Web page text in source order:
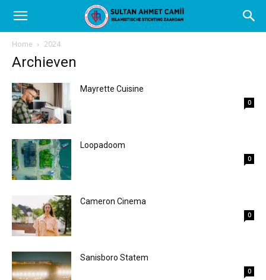
Home 2024
Archieven
Mayrette Cuisine
0
Loopadoom
0
Cameron Cinema
0
Sanisboro Statem
0